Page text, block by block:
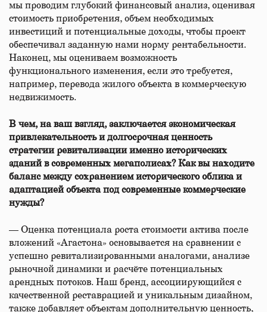
мы проводим глубокий финансовый анализ, оценивая
стоимость приобретения, объем необходимых
инвестиций и потенциальные доходы, чтобы проект
обеспечивал заданную нами норму рентабельности.
Наконец, мы оцениваем возможность
функционального изменения, если это требуется,
например, перевода жилого объекта в коммерческую
недвижимость.
В чем, на ваш взгляд, заключается экономическая
привлекательность и долгосрочная ценность
стратегии ревитализации именно исторических
зданий в современных мегаполисах? Как вы находите
баланс между сохранением исторического облика и
адаптацией объекта под современные коммерческие
нужды?
— Оценка потенциала роста стоимости актива после
вложений «Агастона» основывается на сравнении с
успешно ревитализированными аналогами, анализе
рыночной динамики и расчёте потенциальных
арендных потоков. Наш бренд, ассоциирующийся с
качественной реставрацией и уникальным дизайном,
также добавляет объектам дополнительную ценность,